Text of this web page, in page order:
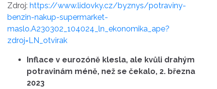
Zdroj: https://www.lidovky.cz/byznys/potraviny-
benzin-nakup-supermarket-
maslo.A230302_104024_ln_ekonomika_ape?
zdroj=LN_otvirak
Inflace v eurozóně klesla, ale kvůli drahým
potravinám méně, než se čekalo, 2. března
2023